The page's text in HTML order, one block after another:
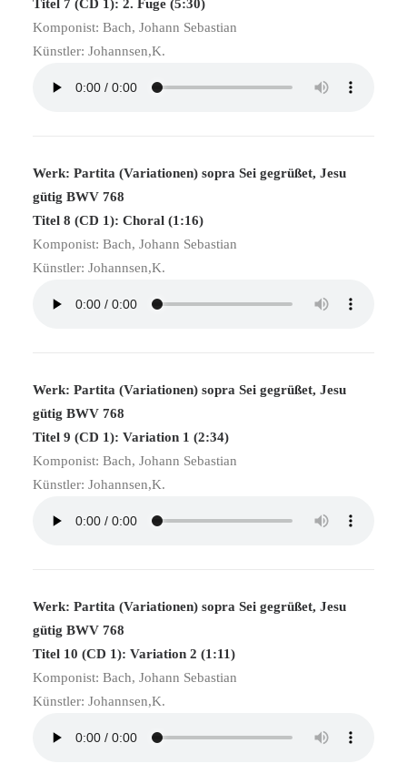
Titel 7 (CD 1): 2. Fuge (5:30)
Komponist: Bach, Johann Sebastian
Künstler: Johannsen,K.
Werk: Partita (Variationen) sopra Sei gegrüßet, Jesu
gütig BWV 768
Titel 8 (CD 1): Choral (1:16)
Komponist: Bach, Johann Sebastian
Künstler: Johannsen,K.
Werk: Partita (Variationen) sopra Sei gegrüßet, Jesu
gütig BWV 768
Titel 9 (CD 1): Variation 1 (2:34)
Komponist: Bach, Johann Sebastian
Künstler: Johannsen,K.
Werk: Partita (Variationen) sopra Sei gegrüßet, Jesu
gütig BWV 768
Titel 10 (CD 1): Variation 2 (1:11)
Komponist: Bach, Johann Sebastian
Künstler: Johannsen,K.